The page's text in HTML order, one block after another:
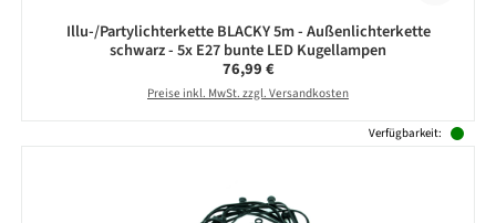
Illu-/Partylichterkette BLACKY 5m - Außenlichterkette
schwarz - 5x E27 bunte LED Kugellampen
Regulärer Preis:
76,99 €
Preise inkl. MwSt. zzgl. Versandkosten
Verfügbarkeit: